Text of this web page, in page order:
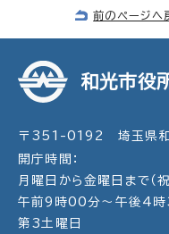
前のページへ
和光市役
〒351-0192 埼玉県和
開庁時間：
月曜日から金曜日まで（
午前9時00分～午後4
第3土曜日